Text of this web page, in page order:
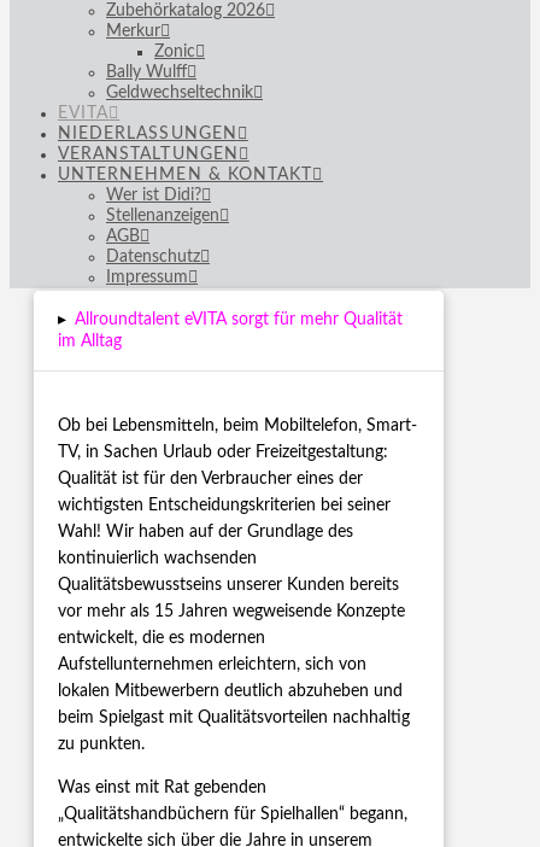
Zubehörkatalog 2026
Merkur
Zonic
Bally Wulff
Geldwechseltechnik
EVITA
NIEDERLASSUNGEN
VERANSTALTUNGEN
UNTERNEHMEN & KONTAKT
Wer ist Didi?
Stellenanzeigen
AGB
Datenschutz
Impressum
▸ Allroundtalent eVITA sorgt für mehr Qualität
im Alltag
Ob bei Lebensmitteln, beim Mobiltelefon, Smart-
TV, in Sachen Urlaub oder Freizeitgestaltung:
Qualität ist für den Verbraucher eines der
wichtigsten Entscheidungskriterien bei seiner
Wahl! Wir haben auf der Grundlage des
kontinuierlich wachsenden
Qualitätsbewusstseins unserer Kunden bereits
vor mehr als 15 Jahren wegweisende Konzepte
entwickelt, die es modernen
Aufstellunternehmen erleichtern, sich von
lokalen Mitbewerbern deutlich abzuheben und
beim Spielgast mit Qualitätsvorteilen nachhaltig
zu punkten.
Was einst mit Rat gebenden
„Qualitätshandbüchern für Spielhallen“ begann,
entwickelte sich über die Jahre in unserem